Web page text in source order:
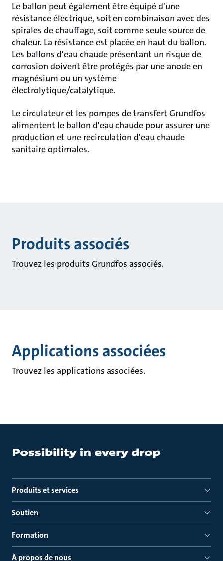
Le ballon peut également être équipé d'une
résistance électrique, soit en combinaison avec des
spirales de chauffage, soit comme seule source de
chaleur. La résistance est placée en haut du ballon.
Les ballons d'eau chaude présentant un risque de
corrosion doivent être protégés par une anode en
magnésium ou un système
électrolytique/catalytique.
Le circulateur et les pompes de transfert Grundfos
alimentent le ballon d'eau chaude pour assurer une
production et une recirculation d'eau chaude
sanitaire optimales.
Produits associés
Trouvez les produits Grundfos associés.
Applications associées
Trouvez les applications associées.
Produits et services
Soutien
Formation
À propos de nous